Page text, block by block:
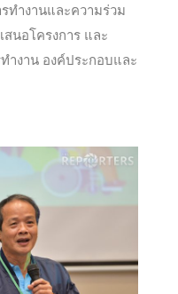
ำงานและความร่วม
นอโครงการ และ
ำงาน องค์ประกอบและ